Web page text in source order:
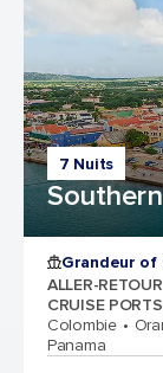
7 Nuits
Grandeur of
ALLER-
CRUISE PORTS
Colombie
Panama